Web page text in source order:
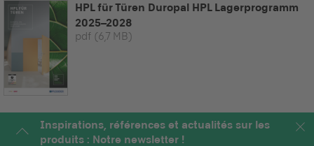
HPL für Türen Duropal HPL Lagerprogramm
2025–2028
pdf (6,7 MB)
Inspirations, références et actualités sur les
produits : Notre newsletter !